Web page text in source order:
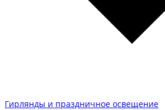
Гирлянды и праздничное освещение